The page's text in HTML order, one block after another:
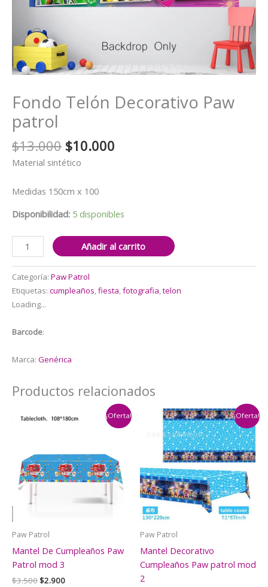
Fondo Telón Decorativo Paw
patrol
$13.000 El
precio
era:
$13.000.
$10.000
Material sintético
Medidas 150cm x 100
Disponibilidad: 5 disponibles
Fondo
Telón
Decorativo
Paw
patrol
cantidad
Añadir al carrito
Categoría: Paw Patrol
Etiquetas: cumpleaños,fiesta,fotografia,telon
Loading...
Barcode:
Marca: Genérica
Productos relacionados
¡Oferta!
Paw Patrol
Mantel De Cumpleaños Paw
Patrol mod 3
$3.500El
$2.900El
¡Oferta!
Paw Patrol
Mantel Decorativo
Cumpleaños Paw patrol mod
2